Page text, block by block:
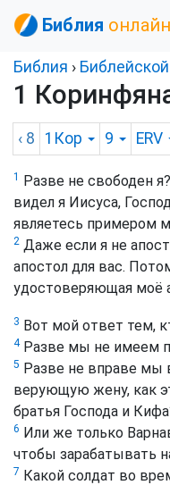
Библия онлайн
Библия ›
1
‹ 8 1Кор 9 ERV
1
Разве не свободен
видел я Иисуса,
являетесь примером
2 Даже если я не
апостол для вас.
удостоверяющая моё
3 Вот мой ответ тем,
4Разве мы не имеем
5 Разве не вправе мы
верующую жену, как
братья Господа и
6 Или же только
чтобы зарабатывать
7 Какой солдат во